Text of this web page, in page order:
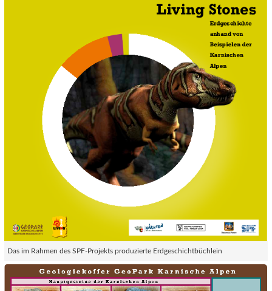
Das im Rahmen des SPF-Projekts produzierte Erdgeschichtbüchlein